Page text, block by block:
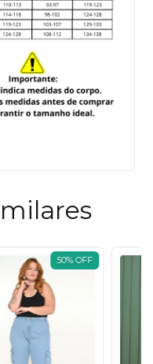
50%OFF